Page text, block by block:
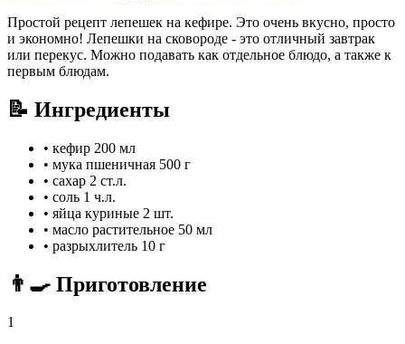
Простой рецепт лепешек на кефире. Это очень вкусно, просто
и экономно! Лепешки на сковороде - это отличный завтрак
или перекус. Можно подавать как отдельное блюдо, а также к
первым блюдам.
📝 Ингредиенты
• кефир 200 мл
• мука пшеничная 500 г
• сахар 2 ст.л.
• соль 1 ч.л.
• яйца куриные 2 шт.
• масло растительное 50 мл
• разрыхлитель 10 г
👨‍🍳 Приготовление
1